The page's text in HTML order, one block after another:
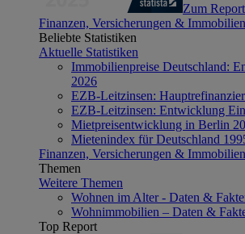
Zum Report
Finanzen, Versicherungen & Immobilien
Beliebte Statistiken
Aktuelle Statistiken
Immobilienpreise Deutschland:
2026
EZB-Leitzinsen:
EZB-Leitzinsen: Entwicklung
Mietpreisentwicklung in Berlin
Mietenindex für Deutschland
Finanzen, Versicherungen & Immobilien
Themen
Weitere Themen
Wohnen im Alter - Daten &
Wohnimmobilien – Daten &
Top Report